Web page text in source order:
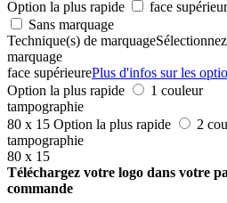
Option la plus rapide
face
Sans marquage
Technique(s) de marquage
marquage
face supérieurePlus d'infos sur les
Option la plus rapide
1 couleur
tampographie
80 x 15 Option la plus rapide
2
tampographie
80 x 15
Téléchargez votre logo dans votre
commande